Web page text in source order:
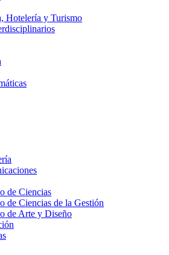
Hotelería y Turismo
de Ciencias
de Ciencias de la Gestión
de Arte y Diseño